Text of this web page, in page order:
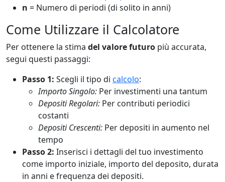
n = Numero di periodi (di solito in anni)
Come Utilizzare il Calcolatore
Per ottenere la stima del valore futuro più accurata,
segui questi passaggi:
Passo 1: Scegli il tipo di calcolo:
Importo Singolo: Per investimenti una tantum
Depositi Regolari: Per contributi periodici
costanti
Depositi Crescenti: Per depositi in aumento nel
tempo
Passo 2: Inserisci i dettagli del tuo investimento
come importo iniziale, importo del deposito, durata
in anni e frequenza dei depositi.